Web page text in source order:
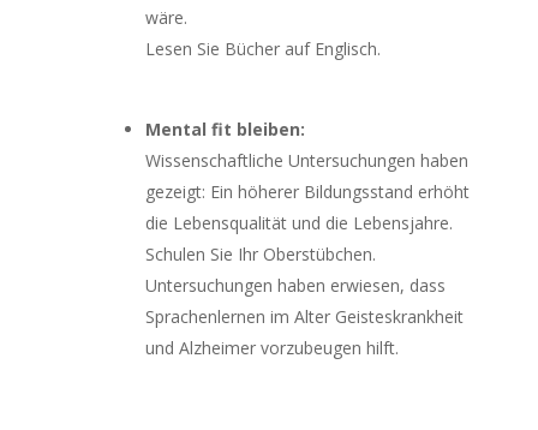
wäre.
Lesen Sie Bücher auf Englisch.
Mental fit bleiben:
Wissenschaftliche Untersuchungen haben
gezeigt: Ein höherer Bildungsstand erhöht
die Lebensqualität und die Lebensjahre.
Schulen Sie Ihr Oberstübchen.
Untersuchungen haben erwiesen, dass
Sprachenlernen im Alter Geisteskrankheit
und Alzheimer vorzubeugen hilft.